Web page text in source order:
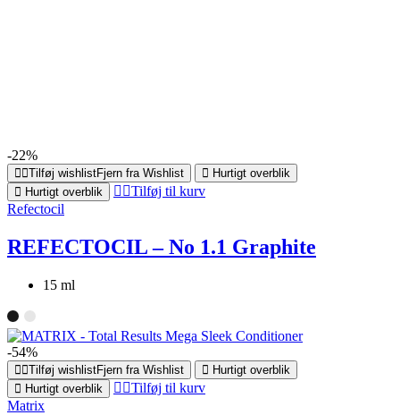
-22%
Tilføj wishlistFjern fra Wishlist
Hurtigt overblik
Hurtigt overblik
Tilføj til kurv
Refectocil
REFECTOCIL – No 1.1 Graphite
15 ml
-54%
Tilføj wishlistFjern fra Wishlist
Hurtigt overblik
Hurtigt overblik
Tilføj til kurv
Matrix